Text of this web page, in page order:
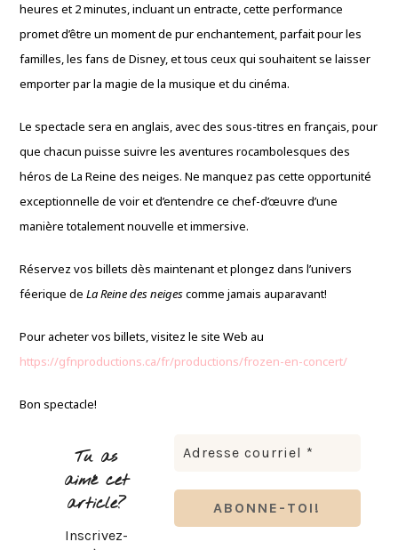
heures et 2 minutes, incluant un entracte, cette performance
promet d’être un moment de pur enchantement, parfait pour les
familles, les fans de Disney, et tous ceux qui souhaitent se laisser
emporter par la magie de la musique et du cinéma.
Le spectacle sera en anglais, avec des sous-titres en français, pour
que chacun puisse suivre les aventures rocambolesques des
héros de La Reine des neiges. Ne manquez pas cette opportunité
exceptionnelle de voir et d’entendre ce chef-d’œuvre d’une
manière totalement nouvelle et immersive.
Réservez vos billets dès maintenant et plongez dans l’univers
féerique deLa Reine des neigescomme jamais auparavant!
Pour acheter vos billets, visitez le site Web au
https://gfnproductions.ca/fr/productions/frozen-en-concert/
Bon spectacle!
Tu as
aimé cet
article?
Inscrivez-